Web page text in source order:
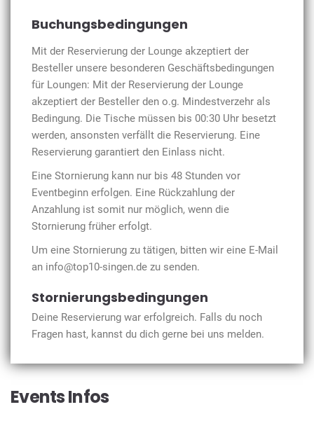
Buchungsbedingungen
Mit der Reservierung der Lounge akzeptiert der
Besteller unsere besonderen Geschäftsbedingungen
für Loungen: Mit der Reservierung der Lounge
akzeptiert der Besteller den o.g. Mindestverzehr als
Bedingung. Die Tische müssen bis 00:30 Uhr besetzt
werden, ansonsten verfällt die Reservierung. Eine
Reservierung garantiert den Einlass nicht.
Eine Stornierung kann nur bis 48 Stunden vor
Eventbeginn erfolgen. Eine Rückzahlung der
Anzahlung ist somit nur möglich, wenn die
Stornierung früher erfolgt.
Um eine Stornierung zu tätigen, bitten wir eine E-Mail
an info@top10-singen.de zu senden.
Stornierungsbedingungen
Deine Reservierung war erfolgreich. Falls du noch
Fragen hast, kannst du dich gerne bei uns melden.
Events Infos